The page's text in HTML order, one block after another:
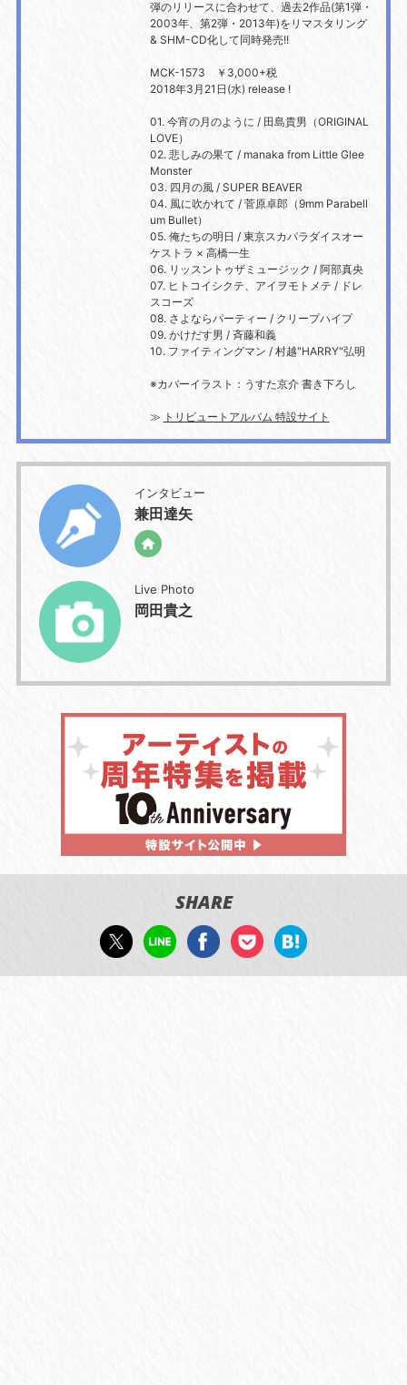
弾のリリースに合わせて、過去2作品(第1弾・
2003年、第2弾・2013年)をリマスタリング
& SHM-CD化して同時発売!!
MCK-1573 ￥3,000+税
2018年3月21日(水) release !
01. 今宵の月のように / 田島貴男（ORIGINAL
LOVE）
02. 悲しみの果て / manaka from Little Glee
Monster
03. 四月の風 / SUPER BEAVER
04. 風に吹かれて / 菅原卓郎（9mm Parabell
um Bullet）
05. 俺たちの明日 / 東京スカパラダイスオー
ケストラ × 高橋一生
06. リッスントゥザミュージック / 阿部真央
07. ヒトコイシクテ、アイヲモトメテ / ドレ
スコーズ
08. さよならパーティー / クリープハイプ
09. かけだす男 / 斉藤和義
10. ファイティングマン / 村越"HARRY"弘明
※カバーイラスト：うすた京介 書き下ろし
≫ トリビュートアルバム 特設サイト
インタビュー
兼田達矢
Live Photo
岡田貴之
SHARE